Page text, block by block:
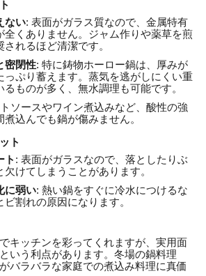
ない: 表面がガラス質なので、金属特有
全くありません。ジャム作りや薬草を煎
されるほど清潔です。
密閉性: 特に鋳物ホーロー鍋は、厚みが
っぷり蓄えます。蒸気を逃がしにくい重
るものが多く、無水調理も可能です。
ソースやワイン煮込みなど、酸性の強
込んでも鍋が傷みません。
ト
ト : 表面がガラスなので、落としたりぶ
けてしまうことがあります。
に弱い: 熱い鍋をすぐに冷水につけるな
ビ割れの原因になります。
キッチンを彩ってくれますが、実用面
いう利点があります。冬場の鍋料理
バラバラな家庭での煮込み料理に真価